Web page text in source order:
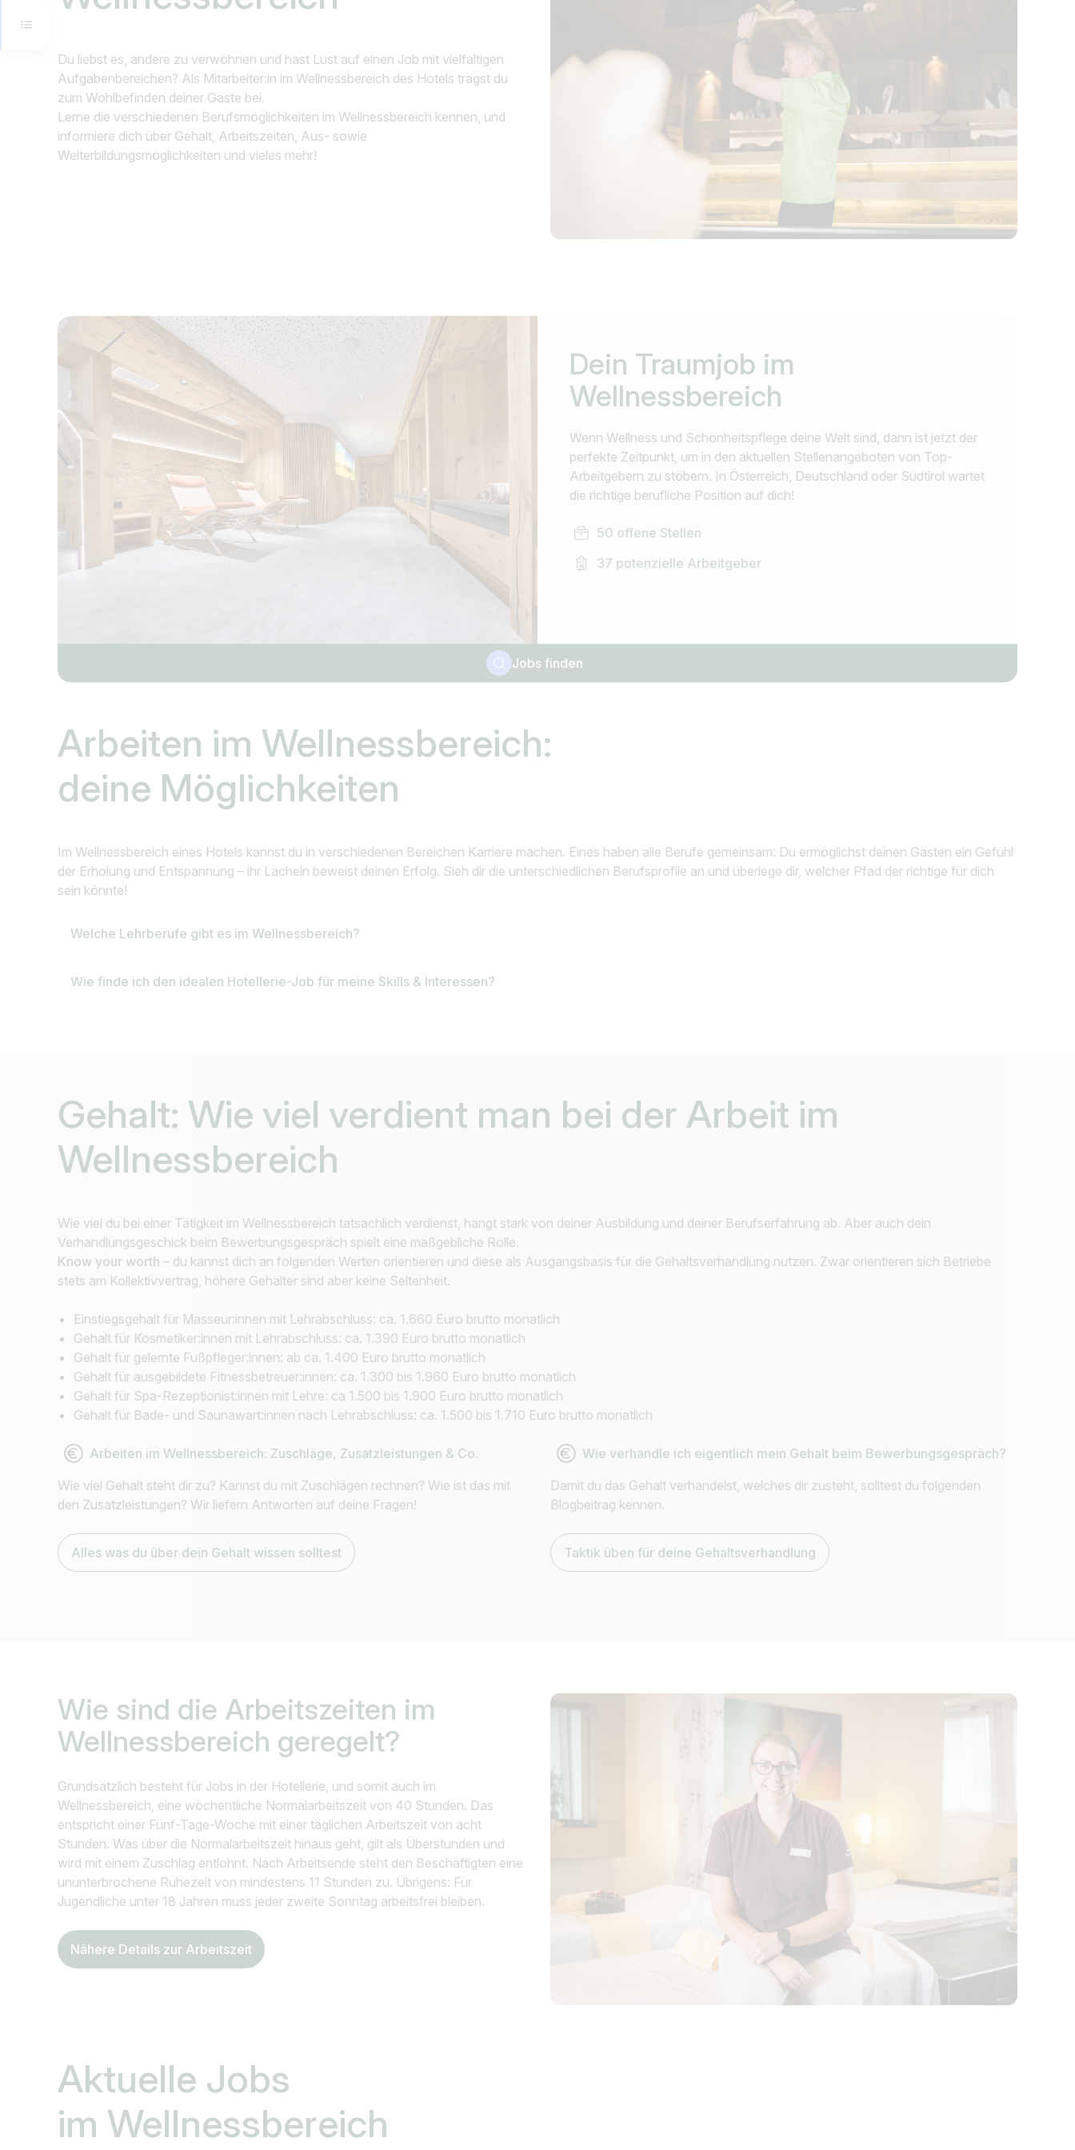
Du liebst es, andere zu verwöhnen und hast Lust auf einen Job mit vielfältigen
Aufgabenbereichen? Als Mitarbeiter:in im Wellnessbereich des Hotels trägst du
zum Wohlbefinden deiner Gäste bei.
Lerne die verschiedenen Berufsmöglichkeiten im Wellnessbereich kennen, und
informiere dich über Gehalt, Arbeitszeiten, Aus- sowie
Weiterbildungsmöglichkeiten und vieles mehr!
Dein Traumjob im
Wellnessbereich
Wenn Wellness und Schönheitspflege deine Welt sind, dann ist jetzt der
perfekte Zeitpunkt, um in den aktuellen Stellenangeboten von Top-
Arbeitgebern zu stöbern. In Österreich, Deutschland oder Südtirol wartet
die richtige berufliche Position auf dich!
50 offene Stellen
37 potenzielle Arbeitgeber
Jobs finden
Arbeiten im Wellnessbereich:
deine Möglichkeiten
Im Wellnessbereich eines Hotels kannst du in verschiedenen Bereichen Karriere machen. Eines haben alle Berufe gemeinsam: Du ermöglichst deinen Gästen ein Gefühl
der Erholung und Entspannung – ihr Lächeln beweist deinen Erfolg. Sieh dir die unterschiedlichen Berufsprofile an und überlege dir, welcher Pfad der richtige für dich
sein könnte!
Welche Lehrberufe gibt es im Wellnessbereich?
Wie finde ich den idealen Hotellerie-Job für meine Skills & Interessen?
Gehalt: Wie viel verdient man bei der Arbeit im
Wellnessbereich
Wie viel du bei einer Tätigkeit im Wellnessbereich tatsächlich verdienst, hängt stark von deiner Ausbildung und deiner Berufserfahrung ab. Aber auch dein
Verhandlungsgeschick beim Bewerbungsgespräch spielt eine maßgebliche Rolle.
Know your worth – du kannst dich an folgenden Werten orientieren und diese als Ausgangsbasis für die Gehaltsverhandlung nutzen. Zwar orientieren sich Betriebe
stets am Kollektivvertrag, höhere Gehälter sind aber keine Seltenheit.
Einstiegsgehalt für Masseur:innen mit Lehrabschluss: ca. 1.660 Euro brutto monatlich
Gehalt für Kosmetiker:innen mit Lehrabschluss: ca. 1.390 Euro brutto monatlich
Gehalt für gelernte Fußpfleger:innen: ab ca. 1.400 Euro brutto monatlich
Gehalt für ausgebildete Fitnessbetreuer:innen: ca. 1.300 bis 1.960 Euro brutto monatlich
Gehalt für Spa-Rezeptionist:innen mit Lehre: ca 1.500 bis 1.900 Euro brutto monatlich
Gehalt für Bade- und Saunawart:innen nach Lehrabschluss: ca. 1.500 bis 1.710 Euro brutto monatlich
Arbeiten im Wellnessbereich: Zuschläge, Zusatzleistungen & Co.
Wie viel Gehalt steht dir zu? Kannst du mit Zuschlägen rechnen? Wie ist das mit
den Zusatzleistungen? Wir liefern Antworten auf deine Fragen!
Alles was du über dein Gehalt wissen solltest
Wie verhandle ich eigentlich mein Gehalt beim Bewerbungsgespräch?
Damit du das Gehalt verhandelst, welches dir zusteht, solltest du folgenden
Blogbeitrag kennen.
Taktik üben für deine Gehaltsverhandlung
Wie sind die Arbeitszeiten im
Wellnessbereich geregelt?
Grundsätzlich besteht für Jobs in der Hotellerie, und somit auch im
Wellnessbereich, eine wöchentliche Normalarbeitszeit von 40 Stunden. Das
entspricht einer Fünf-Tage-Woche mit einer täglichen Arbeitszeit von acht
Stunden. Was über die Normalarbeitszeit hinaus geht, gilt als Überstunden und
wird mit einem Zuschlag entlohnt. Nach Arbeitsende steht den Beschäftigten eine
ununterbrochene Ruhezeit von mindestens 11 Stunden zu. Übrigens: Für
Jugendliche unter 18 Jahren muss jeder zweite Sonntag arbeitsfrei bleiben.
Nähere Details zur Arbeitszeit
Aktuelle Jobs
im Wellnessbereich